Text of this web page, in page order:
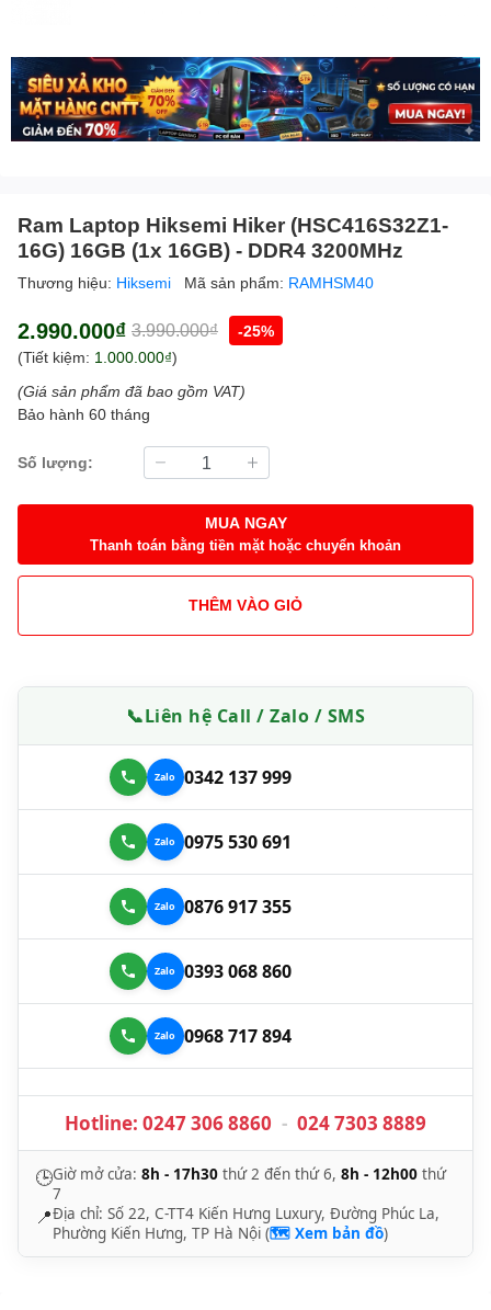
Ram Laptop Hiksemi Hiker (HSC416S32Z1-
16G) 16GB (1x 16GB) - DDR4 3200MHz
Thương hiệu: Hiksemi Mã sản phẩm: RAMHSM40
2.990.000₫ 3.990.000₫
-25%
(Tiết kiệm: 1.000.000₫)
(Giá sản phẩm đã bao gồm VAT)
Bảo hành 60 tháng
Số lượng:
MUA NGAY
Thanh toán bằng tiền mặt hoặc chuyển khoản
THÊM VÀO GIỎ
📞Liên hệ Call / Zalo / SMS
0342 137 999
0975 530 691
0876 917 355
0393 068 860
0968 717 894
Hotline: 0247 306 8860 - 024 7303 8889
🕒Giờ mở cửa: 8h - 17h30 thứ 2 đến thứ 6, 8h - 12h00 thứ
7
📍Địa chỉ: Số 22, C-TT4 Kiến Hưng Luxury, Đường Phúc La,
Phường Kiến Hưng, TP Hà Nội (🗺️ Xem bản đồ)